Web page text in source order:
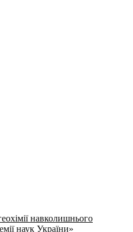
навколишнього
наук України»